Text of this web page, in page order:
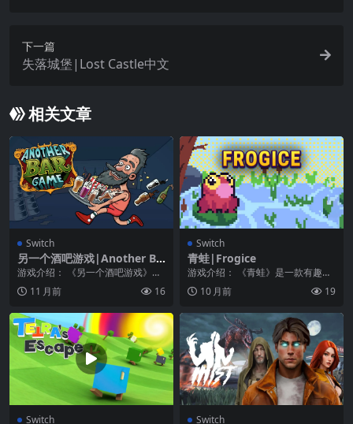
下一篇
失落城堡|Lost Castle中文
相关文章
Switch
另一个酒吧游戏|Another Ba
r Game中文
游戏介绍： 《另一个酒吧游戏》成
为城里最受欢迎的酒保 一款休闲动
作游戏，为口渴的...
11 月前 16
Switch
青蛙|Frogice
游戏介绍： 《青蛙》是一款有趣益
智解谜游戏，主角是一只青蛙，玩
家要用青蛙的舌头来...
10 月前 19
Switch Switch